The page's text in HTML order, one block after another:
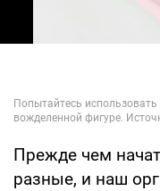
Прежде чем
разные, и наш